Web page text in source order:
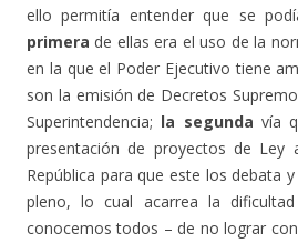
ello permitía entender que se
primera de ellas era el uso de la
en la que el Poder Ejecutivo tiene
son la emisión de Decretos
Superintendencia; la segunda vía
presentación de proyectos de Ley
República para que este los debata
pleno, lo cual acarrea la
conocemos todos – de no lograr